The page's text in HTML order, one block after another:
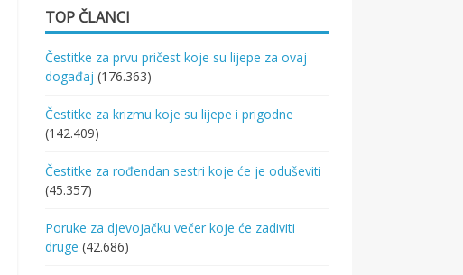
TOP ČLANCI
Čestitke za prvu pričest koje su lijepe za ovaj
događaj (176.363)
Čestitke za krizmu koje su lijepe i prigodne
(142.409)
Čestitke za rođendan sestri koje će je oduševiti
(45.357)
Poruke za djevojačku večer koje će zadiviti
druge (42.686)